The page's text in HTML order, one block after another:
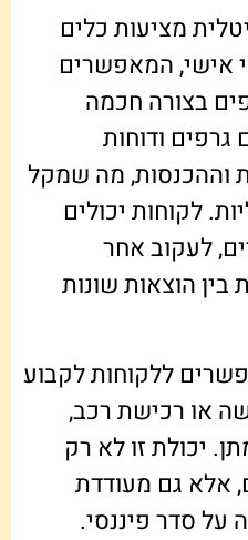
מציעות כלים
אישי, המאפשרים
בצורה חכמה
גרפים ודוחות
וההכנסות, מה שמקל
לקוחות יכולים
לעקוב אחר
הוצאות שונות
ללקוחות לקבוע
או רכישת רכב,
יכולת זו לא רק
אלא גם מעודדת
על סדר פיננסי.